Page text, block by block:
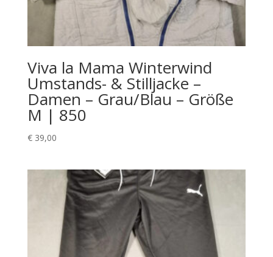
Viva la Mama Winterwind
Umstands- & Stilljacke –
Damen – Grau/Blau – Größe
M | 850
€39,00